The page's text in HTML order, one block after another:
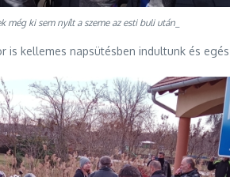
még ki sem nyílt a szeme az esti buli után_
kellemes napsütésben indultunk és